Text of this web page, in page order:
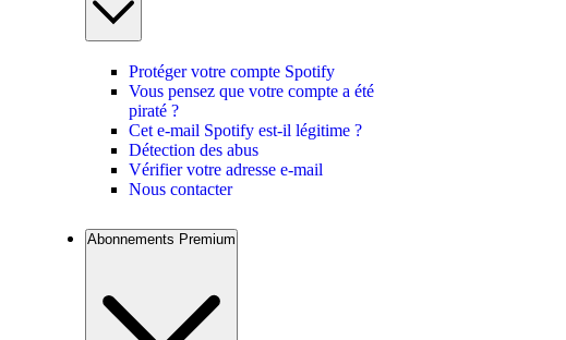
Protéger votre compte Spotify
Vous pensez que votre compte a été
piraté ?
Cet e-mail Spotify est-il légitime ?
Détection des abus
Vérifier votre adresse e-mail
Nous contacter
Abonnements Premium